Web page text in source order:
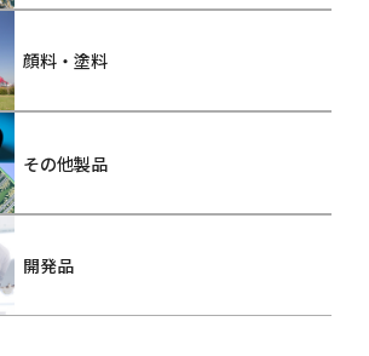
顔料・塗料
その他製品
開発品